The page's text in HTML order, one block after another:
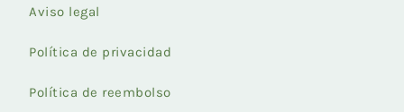
Aviso legal
Política de privacidad
Política de reembolso